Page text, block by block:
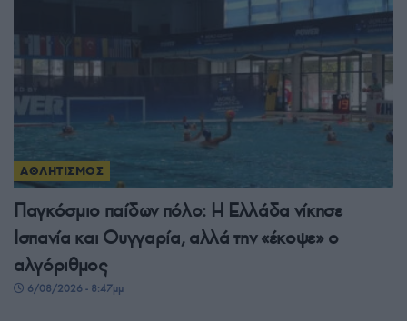
ΑΘΛΗΤΙΣΜΟΣ
Παγκόσμιο παίδων πόλο: Η Ελλάδα νίκησε
Ισπανία και Ουγγαρία, αλλά την «έκοψε» ο
αλγόριθμος
6/08/2026 - 8:47μμ